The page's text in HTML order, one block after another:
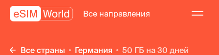
Все направления
Все страны Германия 50 ГБ на 30 дней